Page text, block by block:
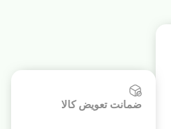
ضمانت تعویض کالا